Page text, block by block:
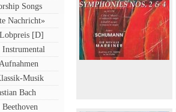
Songs
Nachricht»
[D]
Instrumental
Musik
Bach